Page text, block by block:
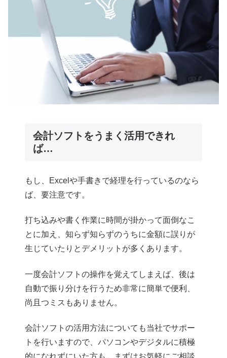
会計ソフトをうまく活用できれ
ば…
もし、Excelや手書きで経理を行っているのなら
ば、要注意です。
打ち込みや書く作業に時間が掛かって面倒なこ
とに加え、知らず知らずのうちに金額に誤りが
生じていたりとデメリットが多くあります。
一度会計ソフトの操作を覚えてしまえば、後は
自動で振り分けを行うため非常に簡単で便利、
尚且つミスもありません。
会計ソフトの活用方法についても当社でサポー
トを行いますので、パソコンやデジタルに積極
的になれずにいた方も、まずはお気軽にご相談